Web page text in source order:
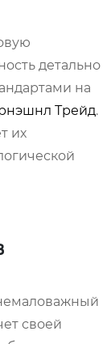
детально
на
Трейд.
их
своей